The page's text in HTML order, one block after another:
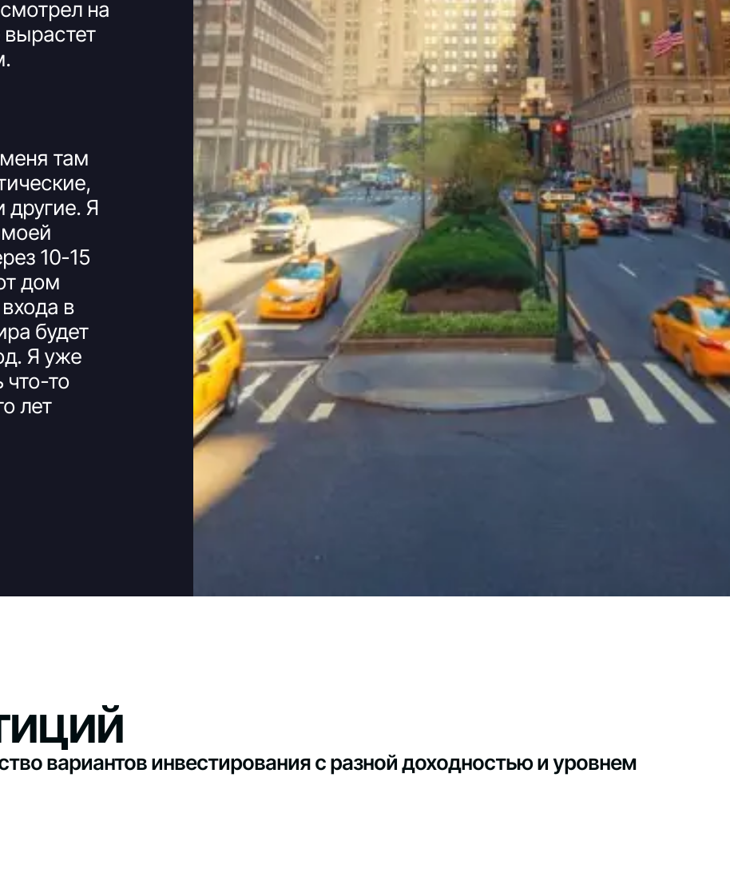
на
там
другие. Я
10-15
дом
в
будет
Я уже
что-то
лет
вариантов инвестирования с разной доходностью и уровнем